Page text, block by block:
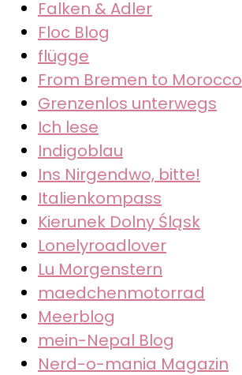
Falken & Adler
Floc Blog
flügge
From Bremen to Morocco
Grenzenlos unterwegs
Ich lese
Indigoblau
Ins Nirgendwo, bitte!
Italienkompass
Kierunek Dolny Śląsk
Lonelyroadlover
Lu Morgenstern
maedchenmotorrad
Meerblog
mein-Nepal Blog
Nerd-o-mania Magazin